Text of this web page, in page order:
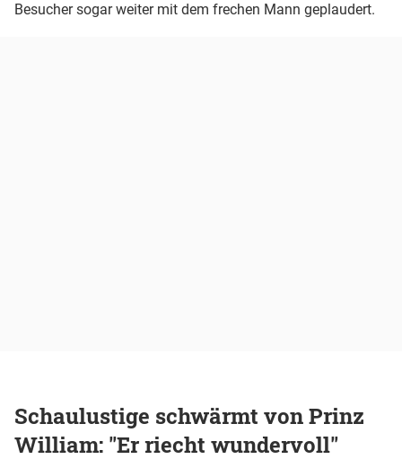
Besucher sogar weiter mit dem frechen Mann geplaudert.
Schaulustige schwärmt von Prinz
William: "Er riecht wundervoll"